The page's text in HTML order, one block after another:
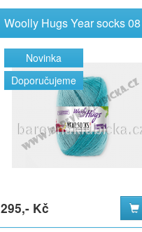
Woolly Hugs Year socks 08
Novinka
Doporučujeme
295,- Kč